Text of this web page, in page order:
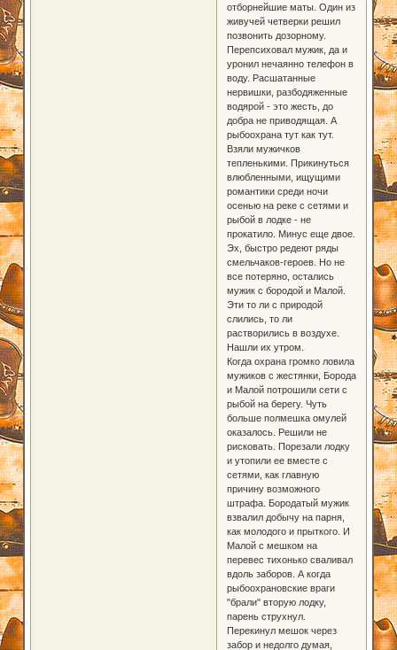
отборнейшие маты. Один из
живучей четверки решил
позвонить дозорному.
Перепсиховал мужик, да и
уронил нечаянно телефон в
воду. Расшатанные
нервишки, разбодяженные
водярой - это жесть, до
добра не приводящая. А
рыбоохрана тут как тут.
Взяли мужичков
тепленькими. Прикинуться
влюбленными, ищущими
романтики среди ночи
осенью на реке с сетями и
рыбой в лодке - не
прокатило. Минус еще двое.
Эх, быстро редеют ряды
смельчаков-героев. Но не
все потеряно, остались
мужик с бородой и Малой.
Эти то ли с природой
слились, то ли
растворились в воздухе.
Нашли их утром.
Когда охрана громко ловила
мужиков с жестянки, Борода
и Малой потрошили сети с
рыбой на берегу. Чуть
больше полмешка омулей
оказалось. Решили не
рисковать. Порезали лодку
и утопили ее вместе с
сетями, как главную
причину возможного
штрафа. Бородатый мужик
взвалил добычу на парня,
как молодого и прыткого. И
Малой с мешком на
перевес тихонько сваливал
вдоль заборов. А когда
рыбоохрановские враги
"брали" вторую лодку,
парень струхнул.
Перекинул мешок через
забор и недолго думая,